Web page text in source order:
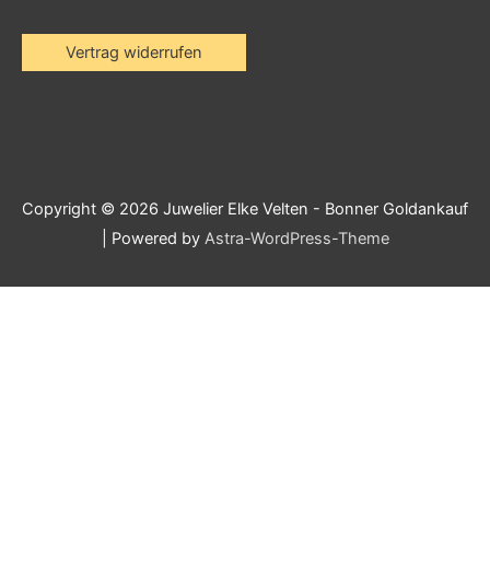
Vertrag widerrufen
Copyright © 2026 Juwelier Elke Velten - Bonner Goldankauf
| Powered by Astra-WordPress-Theme